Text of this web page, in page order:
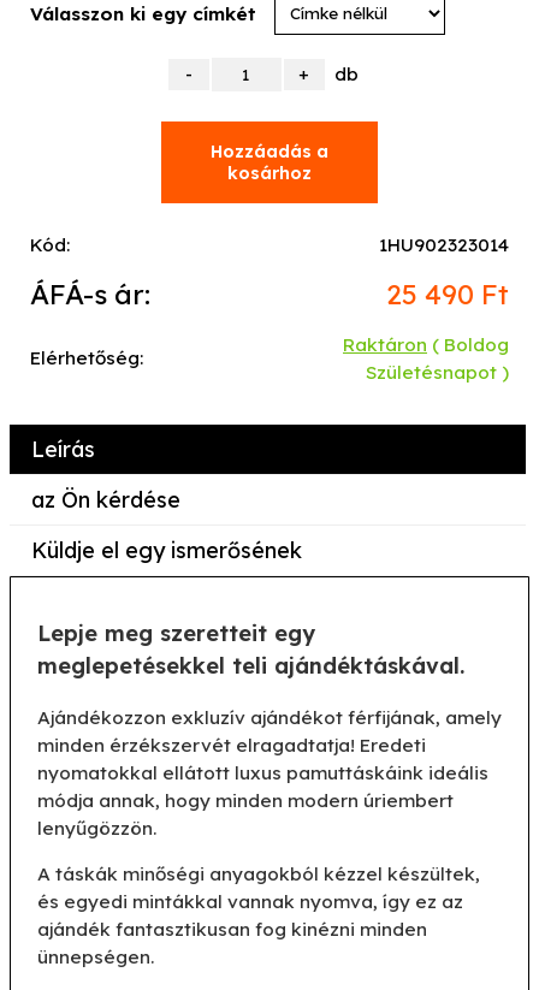
Válasszon ki egy címkét
db
Kód: 1HU902323014
ÁFÁ-s ár: 25 490 Ft
Elérhetőség:
Raktáron ( Boldog
Születésnapot )
Leírás
az Ön kérdése
Küldje el egy ismerősének
Lepje meg szeretteit egy
meglepetésekkel teli ajándéktáskával.
Ajándékozzon exkluzív ajándékot férfijának, amely
minden érzékszervét elragadtatja! Eredeti
nyomatokkal ellátott luxus pamuttáskáink ideális
módja annak, hogy minden modern úriembert
lenyűgözzön.
A táskák minőségi anyagokból kézzel készültek,
és egyedi mintákkal vannak nyomva, így ez az
ajándék fantasztikusan fog kinézni minden
ünnepségen.